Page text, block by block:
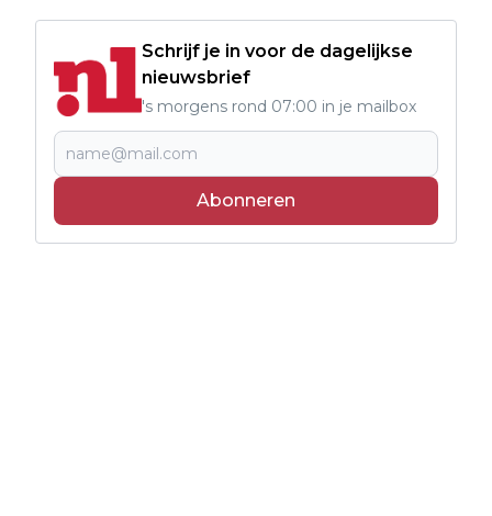
Schrijf je in voor de dagelijkse
nieuwsbrief
's morgens rond 07:00 in je mailbox
Abonneren